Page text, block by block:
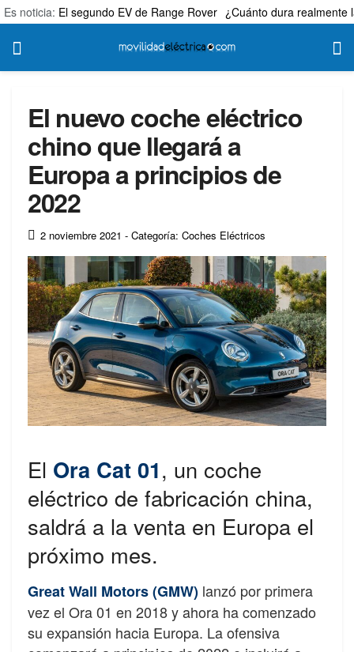
Es noticia: El segundo EV de Range Rover ¿Cuánto dura realmente
El nuevo coche eléctrico
chino que llegará a
Europa a principios de
2022
2 noviembre 2021 - Categoría: Coches Eléctricos
El Ora Cat 01, un coche
eléctrico de fabricación china,
saldrá a la venta en Europa el
próximo mes.
Great Wall Motors (GMW) lanzó por primera
vez el Ora 01 en 2018 y ahora ha comenzado
su expansión hacia Europa. La ofensiva